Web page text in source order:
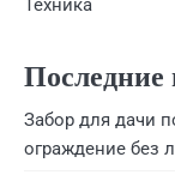
Техника
Последние
Забор для дачи
ограждение без